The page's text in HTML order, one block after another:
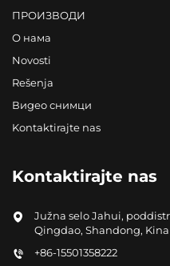
ПРОИЗВОДИ
О нама
Novosti
Rešenja
Видео снимци
Kontaktirajte nas
Kontaktirajte nas
Južna selo Jahui,
Qingdao, Shandong, Kina
+86-15501358222